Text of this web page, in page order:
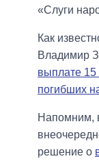
«Слуги
Как
Владимир
выплате 15
погибших
Напомним,
решение о